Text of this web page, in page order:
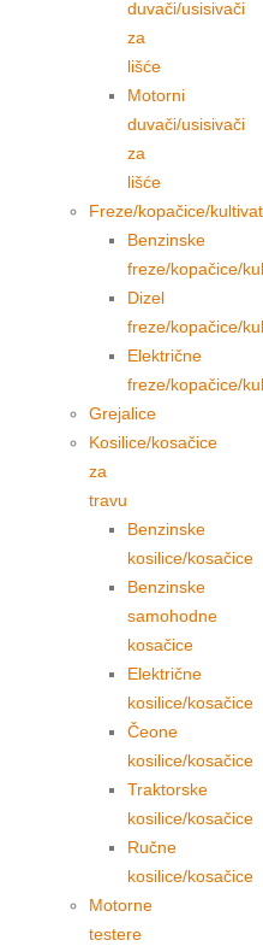
duvači/usisivači
za
lišće
Motorni
duvači/usisivači
za
lišće
Freze/kopačice/
Benzinske
freze/kopačice/
Dizel
freze/kopačice/
Električne
freze/kopačice/
Grejalice
Kosilice/kosačice
za
travu
Benzinske
kosilice/kosačice
Benzinske
samohodne
kosačice
Električne
kosilice/kosačice
Čeone
kosilice/kosačice
Traktorske
kosilice/kosačice
Ručne
kosilice/kosačice
Motorne
testere